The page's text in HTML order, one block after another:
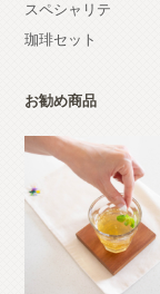
スペシャリテ
珈琲セット
お勧め商品